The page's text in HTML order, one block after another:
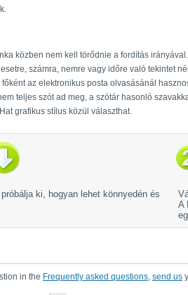
közben nem kell törődnie a fordítás
esetre, számra, nemre vagy időre való tekintet
főként az elektronikus posta olvasásánál
teljes szót ad meg, a szótár hasonló
Hat grafikus stílus közül választhat.
ki, hogyan lehet könnyedén és
A
in the Frequently asked questions, send us